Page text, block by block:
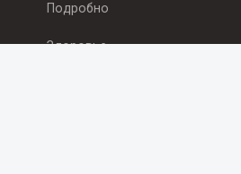
Подробно
Здоровье